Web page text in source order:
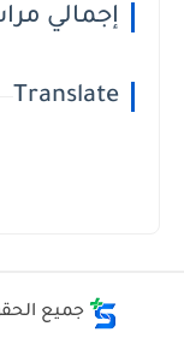
إجمالي
Translate
جميع